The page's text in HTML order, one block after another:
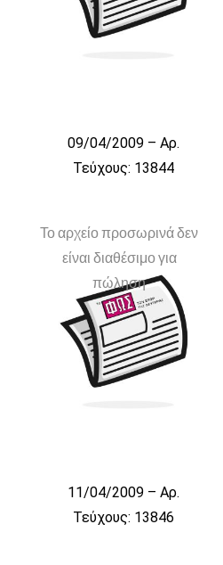
09/04/2009 – Αρ.
Τεύχους: 13844
Το αρχείο προσωρινά δεν
είναι διαθέσιμο για
πώληση
11/04/2009 – Αρ.
Τεύχους: 13846